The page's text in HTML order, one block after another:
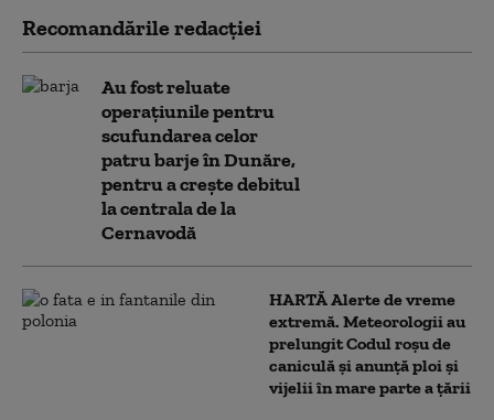
Recomandările redacţiei
Au fost reluate
operațiunile pentru
scufundarea celor
patru barje în Dunăre,
pentru a crește debitul
la centrala de la
Cernavodă
HARTĂ Alerte de vreme
extremă. Meteorologii au
prelungit Codul roșu de
caniculă și anunță ploi și
vijelii în mare parte a țării